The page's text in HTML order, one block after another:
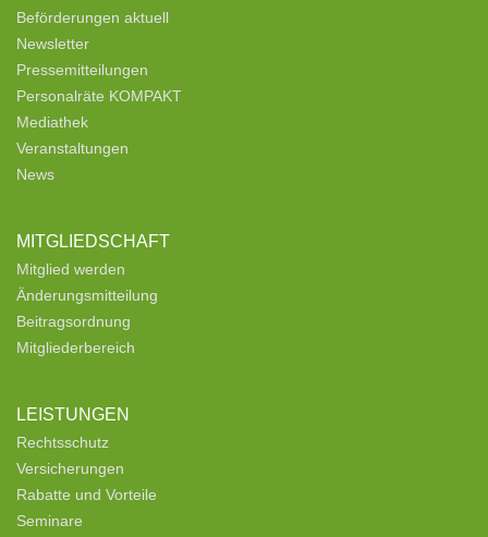
Beförderungen aktuell
Newsletter
Pressemitteilungen
Personalräte KOMPAKT
Mediathek
Veranstaltungen
News
MITGLIEDSCHAFT
Mitglied werden
Änderungsmitteilung
Beitragsordnung
Mitgliederbereich
LEISTUNGEN
Rechtsschutz
Versicherungen
Rabatte und Vorteile
Seminare